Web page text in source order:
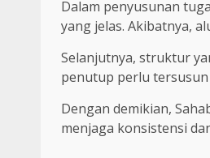
Dalam penyusunan
yang jelas. Akibatnya,
Selanjutnya, struktur
penutup perlu
Dengan demikian,
menjaga konsistensi